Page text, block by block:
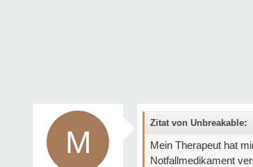
M
Zitat von Unbreakable:
Mein Therapeut hat
Notfallmedikament